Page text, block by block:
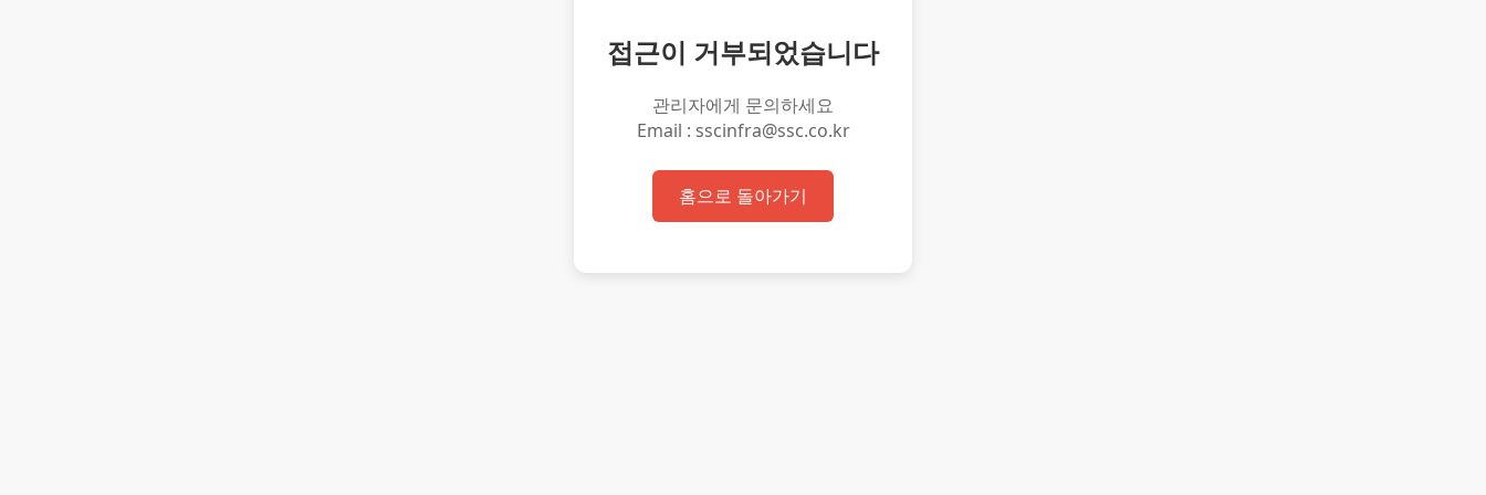
접근이 거부되었습니다
관리자에게 문의하세요
Email : sscinfra@ssc.co.kr
홈으로 돌아가기